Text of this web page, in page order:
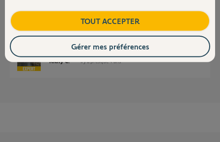
Certains récupèrent la transparence de la lentille en la polissant.
Richy C. il y a presque 4 ans
TOUT ACCEPTER
Gérer mes préférences